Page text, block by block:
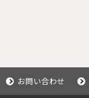
お問い合わせ